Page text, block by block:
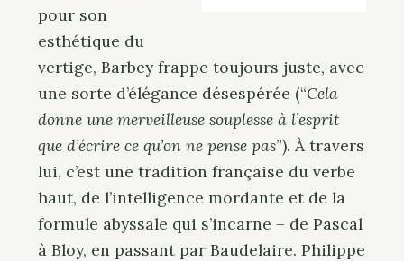
pour son
esthétique du
vertige, Barbey frappe toujours juste, avec
une sorte d’élégance désespérée (“Cela
donne une merveilleuse souplesse à l’esprit
que d’écrire ce qu’on ne pense pas”). À travers
lui, c’est une tradition française du verbe
haut, de l’intelligence mordante et de la
formule abyssale qui s’incarne – de Pascal
à Bloy, en passant par Baudelaire. Philippe